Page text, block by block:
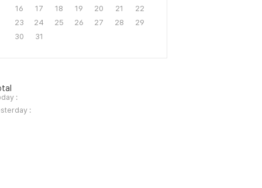
16
17 18 19 20 21
22
23
24 25 26 27 28
29
30
31
:
: